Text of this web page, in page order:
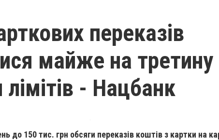
переказів
майже на третину
- Нацбанк
до 150 тис. грн обсяги переказів коштів з картки на